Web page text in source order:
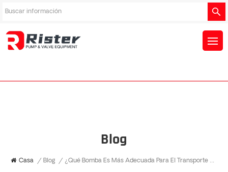
Blog
Casa / Blog / ¿Qué Bomba Es Más Adecuada Para El Transporte De Aguas Residuales Que Contienen Ácido?